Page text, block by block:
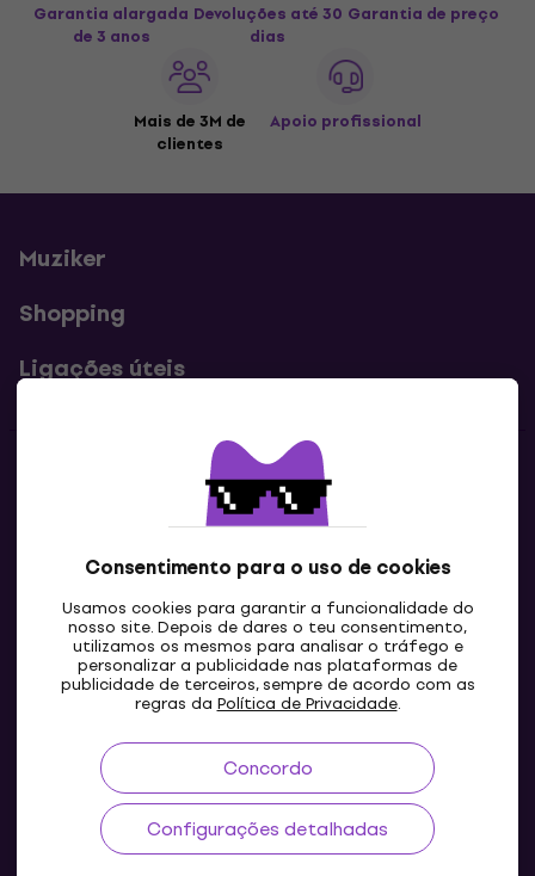
Consentimento para o uso de cookies
Usamos cookies para garantir a funcionalidade do
nosso site. Depois de dares o teu consentimento,
utilizamos os mesmos para analisar o tráfego e
personalizar a publicidade nas plataformas de
publicidade de terceiros, sempre de acordo com as
regras da Política de Privacidade.
Concordo
Configurações detalhadas
Garantia alargada
de 3 anos
Devoluções até 30
dias
Garantia de preço
Mais de 3M de
clientes
Apoio profissional
Muziker
Shopping
Ligações úteis
Contatos
Contacta-nos
PT